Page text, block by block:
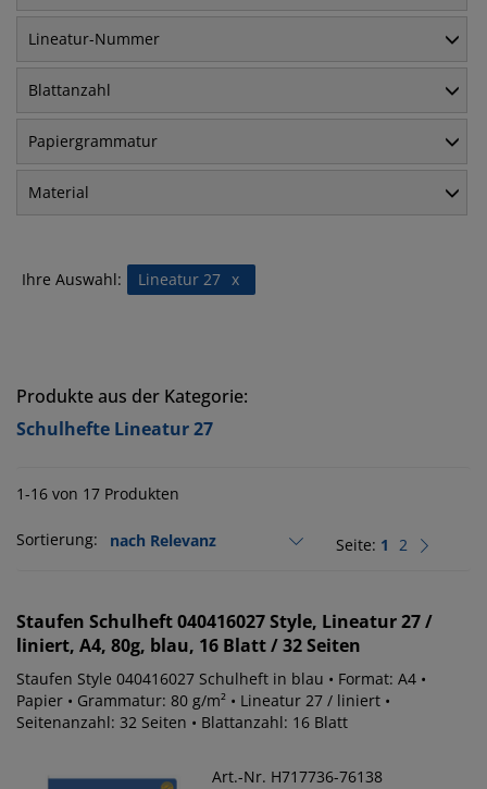
Lineatur-Nummer
Blattanzahl
Papiergrammatur
Material
Ihre Auswahl: x
Lineatur 27
Produkte aus der Kategorie:
Schulhefte Lineatur 27
1-16 von 17 Produkten
Sortierung: Seite: 1 2
Staufen Schulheft 040416027 Style, Lineatur 27 /
liniert, A4, 80g, blau, 16 Blatt / 32 Seiten
Staufen Style 040416027 Schulheft in blau • Format: A4 •
Papier • Grammatur: 80 g/m² • Lineatur 27 / liniert •
Seitenanzahl: 32 Seiten • Blattanzahl: 16 Blatt
Art.-Nr. H717736-76138